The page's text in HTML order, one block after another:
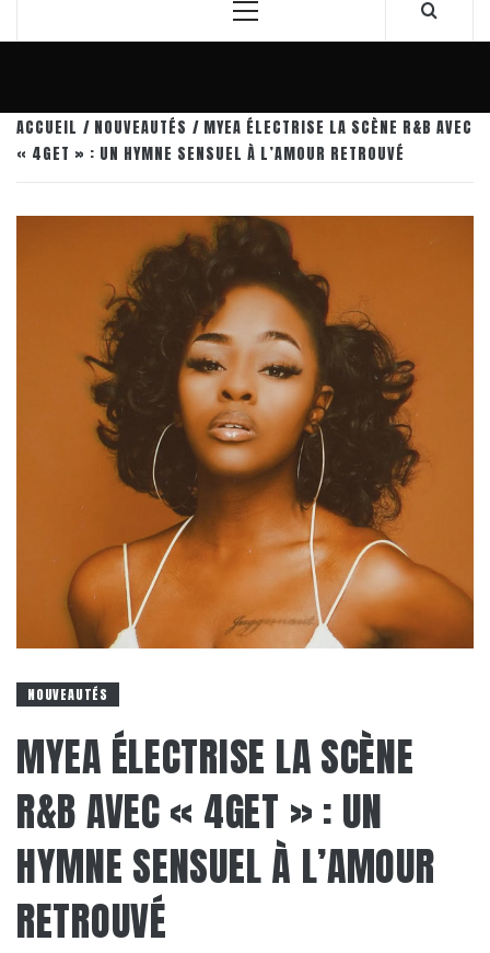
Menu
ACCUEIL NOUVEAUTÉS
MYEA ÉLECTRISE LA SCÈNE R&B AVEC
« 4GET » : UN HYMNE SENSUEL À L’AMOUR RETROUVÉ
NOUVEAUTÉS
MYEA ÉLECTRISE LA SCÈNE
R&B AVEC « 4GET » : UN
HYMNE SENSUEL À L’AMOUR
RETROUVÉ